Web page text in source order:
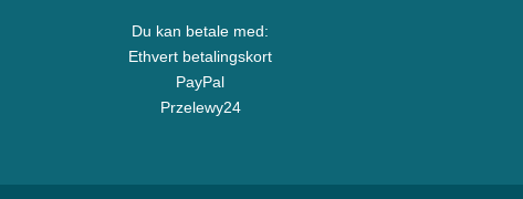
Du kan betale med:
Ethvert betalingskort
PayPal
Przelewy24